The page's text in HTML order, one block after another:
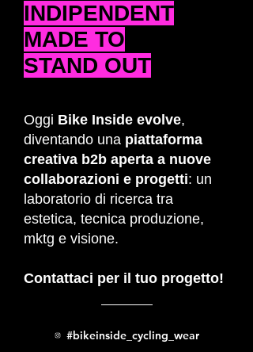
INDIPENDENT
MADE TO
STAND OUT
Oggi Bike Inside evolve,
diventando una piattaforma
creativa b2b aperta a nuove
collaborazioni e progetti: un
laboratorio di ricerca tra
estetica, tecnica produzione,
mktg e visione.
Contattaci per il tuo progetto!
#bikeinside_cycling_wear